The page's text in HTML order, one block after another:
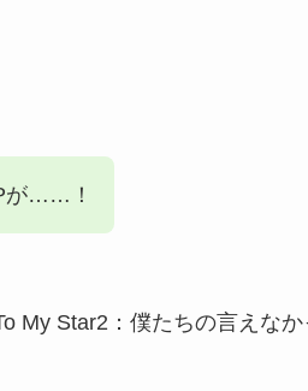
が……！
My Star2：僕たちの言えなか